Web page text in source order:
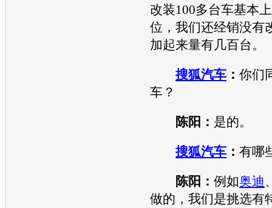
改装100多台车基本
位，我们还经销没有
加起来量有几百台。
搜狐汽车 ： 你们
车？
陈阳： 是的。
搜狐汽车 ： 有哪
陈阳： 例如奥迪
做的，我们是挑选有